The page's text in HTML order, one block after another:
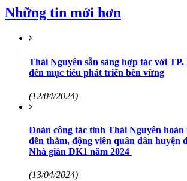
Những tin mới hơn
Thái Nguyên sẵn sàng hợp tác với
đến mục tiêu phát triển bền vững
(12/04/2024)
Đoàn công tác tỉnh Thái Nguyên
đến thăm, động viên quân dân huyện
Nhà giàn DK1 năm 2024
(13/04/2024)